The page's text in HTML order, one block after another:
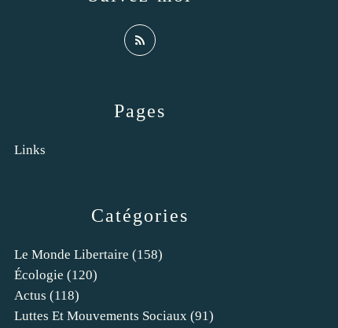
Catégories
Le Monde Libertaire (158)
Écologie (120)
Actus (118)
Luttes Et Mouvements Sociaux (91)
Pages
Links